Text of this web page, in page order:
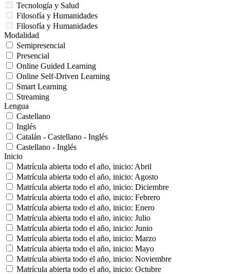
Tecnología y Salud
Filosofía y Humanidades
Filosofía y Humanidades
Modalidad
Semipresencial
Presencial
Online Guided Learning
Online Self-Driven Learning
Smart Learning
Streaming
Lengua
Castellano
Inglés
Catalán - Castellano - Inglés
Castellano - Inglés
Inicio
Matrícula abierta todo el año, inicio: Abril
Matrícula abierta todo el año, inicio: Agosto
Matrícula abierta todo el año, inicio: Diciembre
Matrícula abierta todo el año, inicio: Febrero
Matrícula abierta todo el año, inicio: Enero
Matrícula abierta todo el año, inicio: Julio
Matrícula abierta todo el año, inicio: Junio
Matrícula abierta todo el año, inicio: Marzo
Matrícula abierta todo el año, inicio: Mayo
Matrícula abierta todo el año, inicio: Noviembre
Matrícula abierta todo el año, inicio: Octubre